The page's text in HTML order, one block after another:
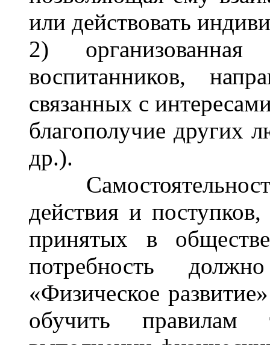
или действовать
2) организованная
воспитанников,
связанных с
благополучие других
др.).
действия и
принятых в
потребность
«Физическое
обучить правилам